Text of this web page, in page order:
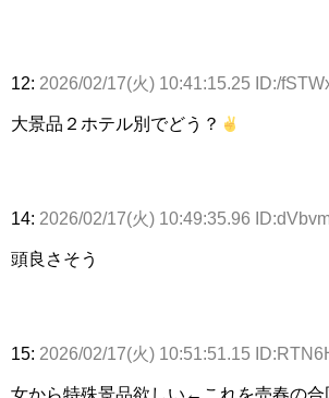
12: 2026/02/17(火) 10:41:15.25 ID:/
大景品２ホテル別でどう？
14: 2026/02/17(火) 10:49:35.96
頭良さそう
15: 2026/02/17(火) 10:51:51.15